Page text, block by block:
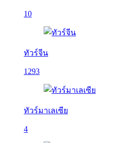
10
ทัวร์จีน
1293
ทัวร์มาเลเซีย
4